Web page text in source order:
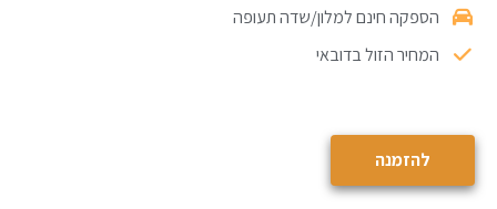
הספקה חינם למלון/שדה תעופה
המחיר הזול בדובאי
להזמנה